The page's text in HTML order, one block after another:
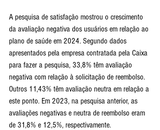
A pesquisa de satisfação mostrou o crescimento
da avaliação negativa dos usuários em relação ao
plano de saúde em 2024. Segundo dados
apresentados pela empresa contratada pela Caixa
para fazer a pesquisa, 33,8% têm avaliação
negativa com relação à solicitação de reembolso.
Outros 11,43% têm avaliação neutra em relação a
este ponto. Em 2023, na pesquisa anterior, as
avaliações negativas e neutra de reembolso eram
de 31,8% e 12,5%, respectivamente.